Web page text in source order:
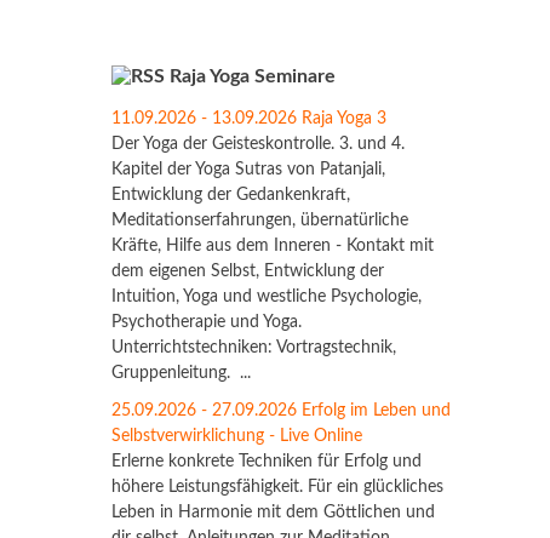
Raja Yoga Seminare
11.09.2026 - 13.09.2026 Raja Yoga 3
Der Yoga der Geisteskontrolle. 3. und 4.
Kapitel der Yoga Sutras von Patanjali,
Entwicklung der Gedankenkraft,
Meditationserfahrungen, übernatürliche
Kräfte, Hilfe aus dem Inneren - Kontakt mit
dem eigenen Selbst, Entwicklung der
Intuition, Yoga und westliche Psychologie,
Psychotherapie und Yoga.
Unterrichtstechniken: Vortragstechnik,
Gruppenleitung. ...
25.09.2026 - 27.09.2026 Erfolg im Leben und
Selbstverwirklichung - Live Online
Erlerne konkrete Techniken für Erfolg und
höhere Leistungsfähigkeit. Für ein glückliches
Leben in Harmonie mit dem Göttlichen und